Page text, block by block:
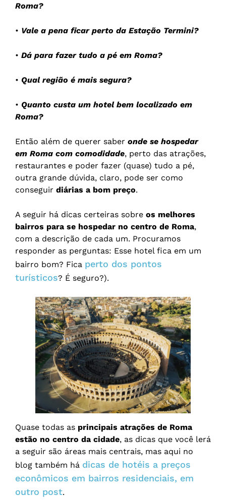
Roma?
• Vale a pena ficar perto da Estação Termini?
• Dá para fazer tudo a pé em Roma?
• Qual região é mais segura?
• Quanto custa um hotel bem localizado em
Roma?
Então além de querer saber onde se hospedar
em Roma com comodidade, perto das atrações,
restaurantes e poder fazer (quase) tudo a pé,
outra grande dúvida, claro, pode ser como
conseguir diárias a bom preço.
A seguir há dicas certeiras sobre os melhores
bairros para se hospedar no centro de Roma,
com a descrição de cada um. Procuramos
responder as perguntas: Esse hotel fica em um
bairro bom? Fica perto dos pontos
turísticos? É seguro?).
Quase todas as principais atrações de Roma
estão no centro da cidade, as dicas que você lerá
a seguir são áreas mais centrais, mas aqui no
blog também há dicas de hotéis a preços
econômicos em bairros residenciais, em
outro post.